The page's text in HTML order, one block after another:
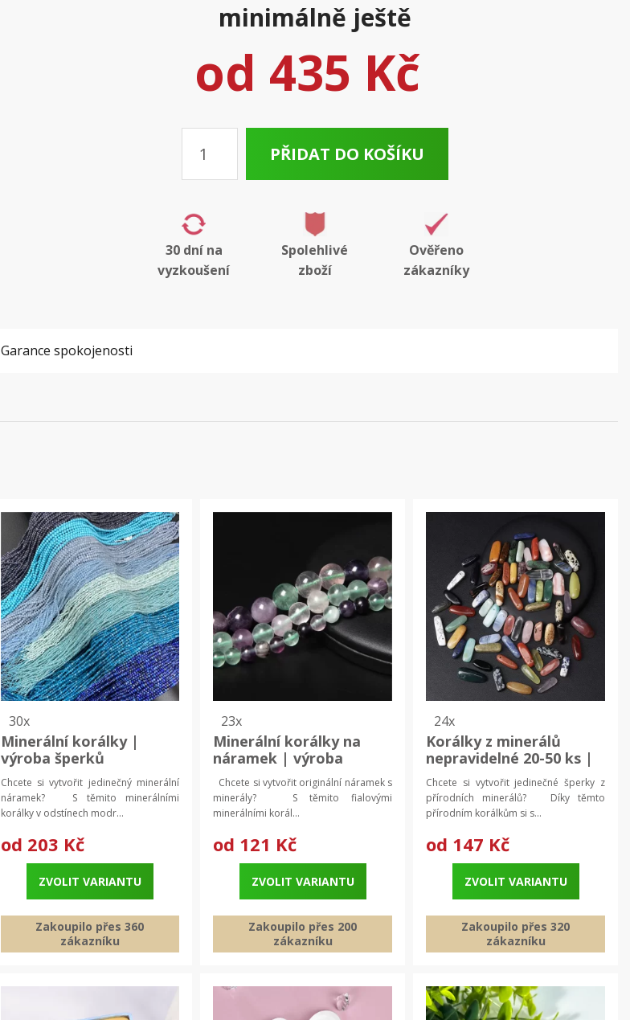
minimálně ještě
od 435 Kč
PŘIDAT DO KOŠÍKU
30 dní na
vyzkoušení
Spolehlivé
zboží
Ověřeno
zákazníky
Garance spokojenosti
30x
Minerální korálky |
výroba šperků
Chcete si vytvořit jedinečný minerální
náramek? S těmito minerálními
korálky v odstínech modr...
od 203 Kč
ZVOLIT VARIANTU
Zakoupilo přes 360
zákazníku
23x
Minerální korálky na
náramek | výroba
šperků
Chcete si vytvořit originální náramek s
minerály? S těmito fialovými
minerálními korál...
od 121 Kč
ZVOLIT VARIANTU
Zakoupilo přes 200
zákazníku
24x
Korálky z minerálů
nepravidelné 20-50 ks |
výroba šperků
Chcete si vytvořit jedinečné šperky z
přírodních minerálů? Díky těmto
přírodním korálkům si s...
od 147 Kč
ZVOLIT VARIANTU
Zakoupilo přes 320
zákazníku